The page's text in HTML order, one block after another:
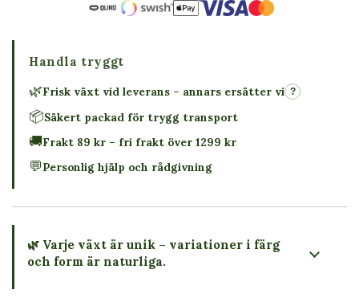
Handla tryggt
🌿Frisk växt vid leverans – annars ersätter vi ?
📦Säkert packad för trygg transport
🚚Frakt 89 kr – fri frakt över 1299 kr
💬Personlig hjälp och rådgivning
🌿 Varje växt är unik – variationer i färg
och form är naturliga.